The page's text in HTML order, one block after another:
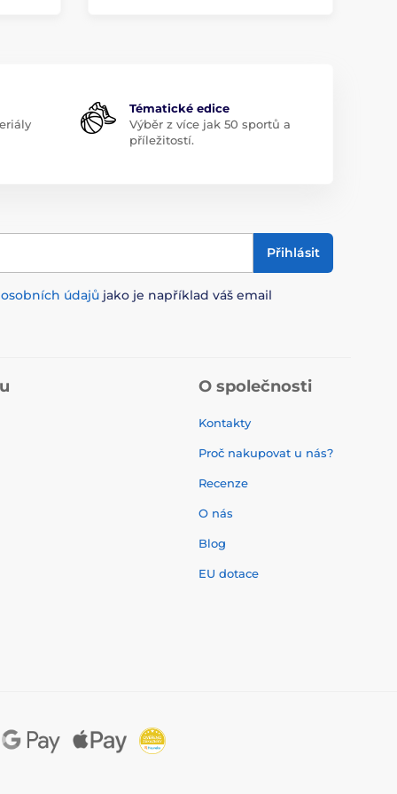
Tématické edice
Výběr z více jak 50 sportů a
příležitostí.
Přihlásit
osobních údajů jako je například váš email
O společnosti
Kontakty
Proč nakupovat u nás?
Recenze
O nás
Blog
EU dotace